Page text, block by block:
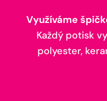
Využíváme
Každý potisk
polyester,